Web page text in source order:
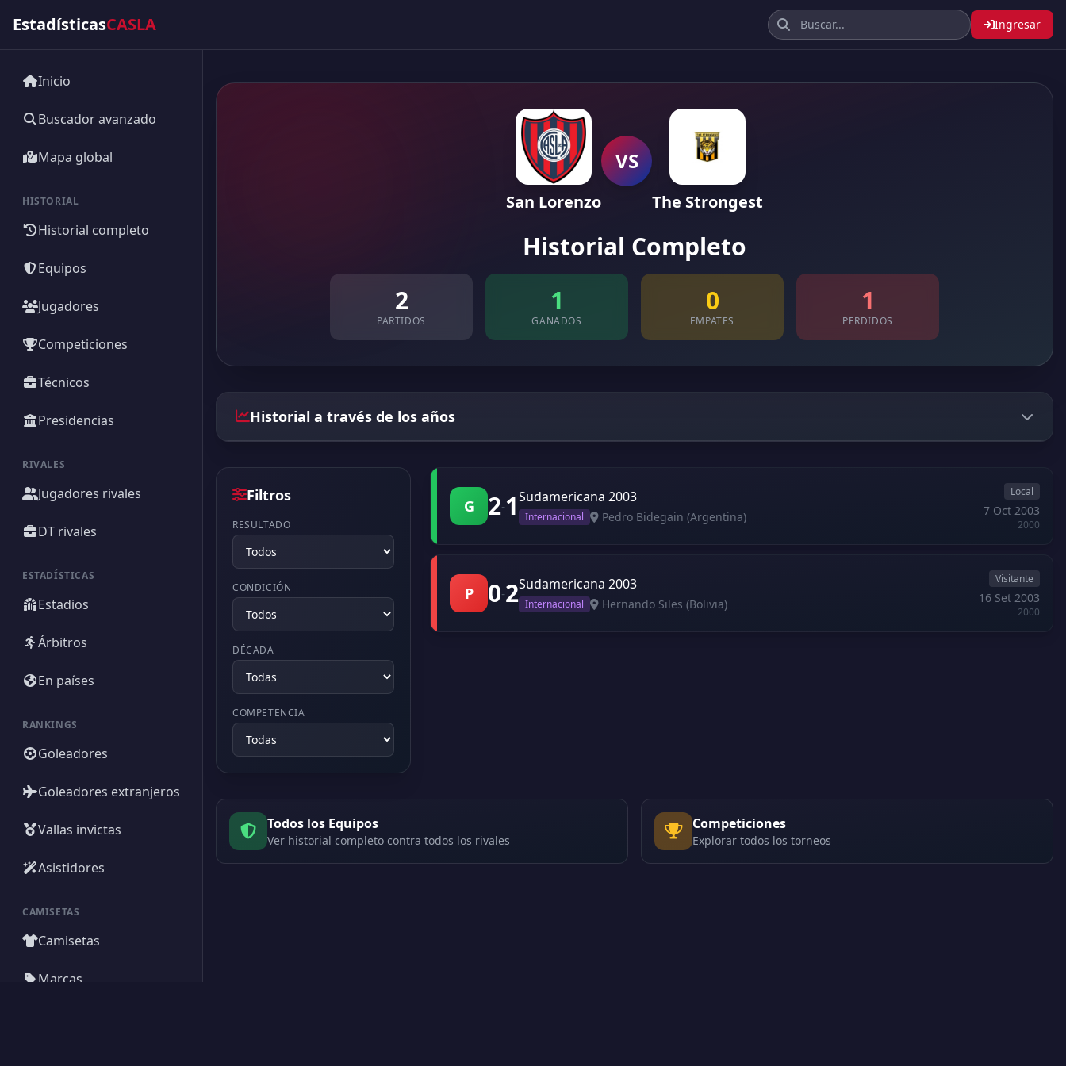
EstadísticasCASLA Ingresar
Inicio
Buscador avanzado
Mapa global
HISTORIAL
Historial completo
Equipos
Jugadores
Competiciones
Técnicos
Presidencias
RIVALES
Jugadores rivales
DT rivales
ESTADÍSTICAS
Estadios
Árbitros
En países
RANKINGS
Goleadores
Goleadores extranjeros
Vallas invictas
Asistidores
CAMISETAS
Camisetas
Marcas
San Lorenzo
VS
The Strongest
Historial Completo
2
PARTIDOS
1
GANADOS
0
EMPATES
1
PERDIDOS
Historial a través de los años
Filtros
RESULTADO
CONDICIÓN
DÉCADA
COMPETENCIA
G 2-1Sudamericana 2003
Internacional Pedro Bidegain (Argentina)
Local
7 Oct 2003
2000
P 0-2Sudamericana 2003
Internacional Hernando Siles (Bolivia)
Visitante
16 Set 2003
2000
Todos los Equipos
Ver historial completo contra todos los rivales
Competiciones
Explorar todos los torneos